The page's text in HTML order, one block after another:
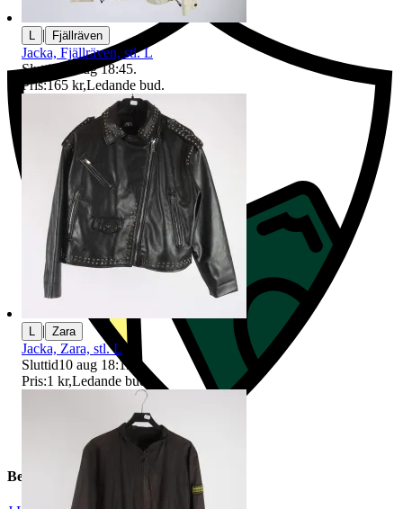
Beskrivning
L | Fjällräven
Jacka, Fjällräven, stl. L
Sluttid 10 aug 18:45.
Pris:165 kr,Ledande bud.
L | Zara
Jacka, Zara, stl. L
Sluttid10 aug 18:19
Pris:1 kr,Ledande bud